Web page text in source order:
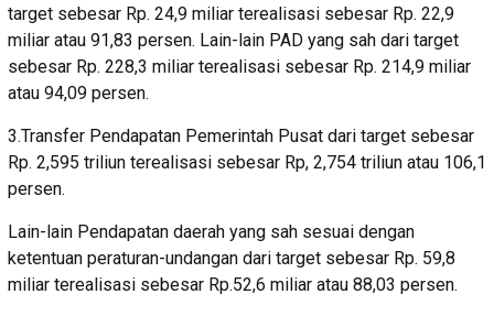
target sebesar Rp. 24,9 miliar terealisasi sebesar Rp. 22,9
miliar atau 91,83 persen. Lain-lain PAD yang sah dari target
sebesar Rp. 228,3 miliar terealisasi sebesar Rp. 214,9 miliar
atau 94,09 persen.
3.Transfer Pendapatan Pemerintah Pusat dari target sebesar
Rp. 2,595 triliun terealisasi sebesar Rp, 2,754 triliun atau 106,1
persen.
Lain-lain Pendapatan daerah yang sah sesuai dengan
ketentuan peraturan-undangan dari target sebesar Rp. 59,8
miliar terealisasi sebesar Rp.52,6 miliar atau 88,03 persen.